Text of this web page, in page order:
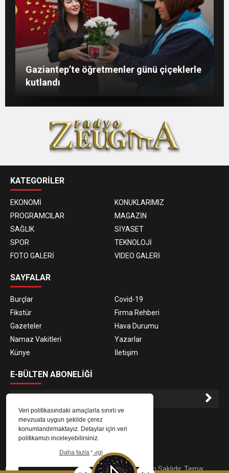
Veri politikasındaki amaçlarla sınırlı ve
mevzuata uygun şekilde çerez
konumlandırmaktayız. Detaylar için veri
politikamızı inceleyebilirsiniz.
Daha fazla bilgi
Konukoğlu: Türkiye ekonomisine 11 farklı
sektörde değer katıyoruz
Gaziantep’te öğretmenler günü çiçeklerle
kutlandı
GAÜN’de gri kod tatbikatı gerçeği
Şahin: “İstikbalimizi şekillendirecek olan
sizlersiniz”
KATEGORİLER
EKONOMİ
KONUKLARIMIZ
PROGRAMCILAR
MAGAZİN
SAĞLIK
SİYASET
SPOR
TEKNOLOJİ
FOTO GALERİ
VIDEO GALERİ
SAYFALAR
Burçlar
Covid-19
Fikstür
Firma Rehberi
Gazeteler
Hava Durumu
Namaz Vakitleri
Yazarlar
Künye
İletişim
E-BÜLTEN ABONELİĞİ
E-Bülten aboneliği ile haberlere daha hızlı erişin.
© 2023Gaziantep Radyo Zeugma. Tüm Hakları Saklıdır. Tema: